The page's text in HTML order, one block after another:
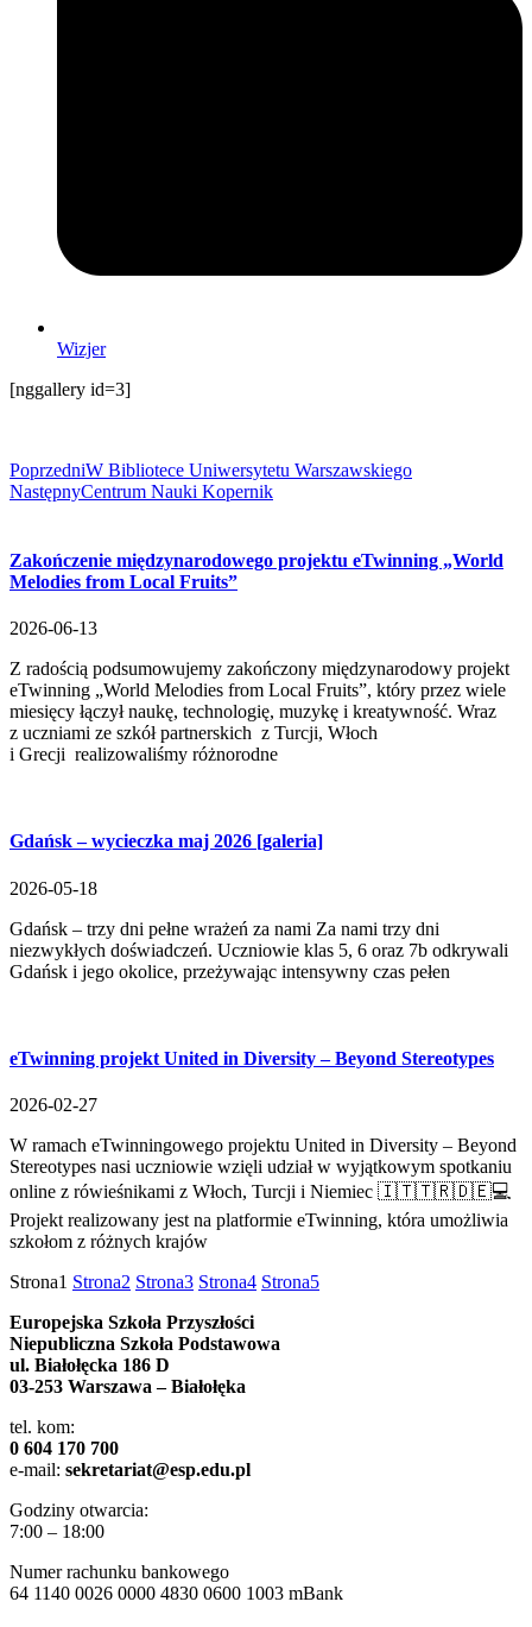
Wizjer
[nggallery id=3]
PoprzedniW Bibliotece Uniwersytetu Warszawskiego
NastępnyCentrum Nauki Kopernik
Zakończenie międzynarodowego projektu eTwinning „World
Melodies from Local Fruits”
2026-06-13
Z radością podsumowujemy zakończony międzynarodowy projekt
eTwinning „World Melodies from Local Fruits”, który przez wiele
miesięcy łączył naukę, technologię, muzykę i kreatywność. Wraz
z uczniami ze szkół partnerskich z Turcji, Włoch
i Grecji realizowaliśmy różnorodne
Gdańsk – wycieczka maj 2026 [galeria]
2026-05-18
Gdańsk – trzy dni pełne wrażeń za nami Za nami trzy dni
niezwykłych doświadczeń. Uczniowie klas 5, 6 oraz 7b odkrywali
Gdańsk i jego okolice, przeżywając intensywny czas pełen
eTwinning projekt United in Diversity – Beyond Stereotypes
2026-02-27
W ramach eTwinningowego projektu United in Diversity – Beyond
Stereotypes nasi uczniowie wzięli udział w wyjątkowym spotkaniu
online z rówieśnikami z Włoch, Turcji i Niemiec 🇮🇹🇹🇷🇩🇪💻
Projekt realizowany jest na platformie eTwinning, która umożliwia
szkołom z różnych krajów
Strona1 Strona2 Strona3 Strona4 Strona5
Europejska Szkoła Przyszłości
Niepubliczna Szkoła Podstawowa
ul. Białołęcka 186 D
03-253 Warszawa – Białołęka
tel. kom:
0 604 170 700
e-mail: sekretariat@esp.edu.pl
Godziny otwarcia:
7:00 – 18:00
Numer rachunku bankowego
64 1140 0026 0000 4830 0600 1003 mBank